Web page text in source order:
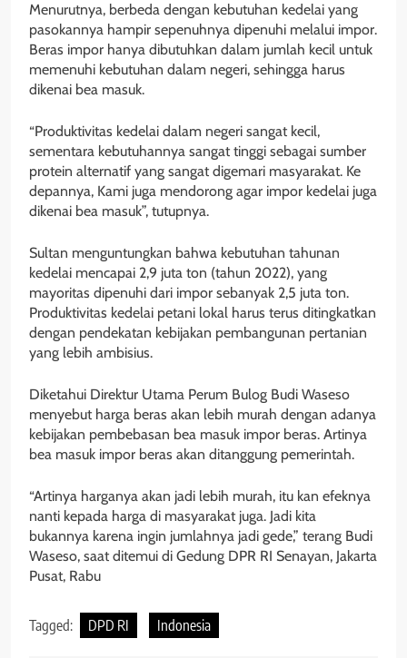
Menurutnya, berbeda dengan kebutuhan kedelai yang
pasokannya hampir sepenuhnya dipenuhi melalui impor.
Beras impor hanya dibutuhkan dalam jumlah kecil untuk
memenuhi kebutuhan dalam negeri, sehingga harus
dikenai bea masuk.
“Produktivitas kedelai dalam negeri sangat kecil,
sementara kebutuhannya sangat tinggi sebagai sumber
protein alternatif yang sangat digemari masyarakat. Ke
depannya, Kami juga mendorong agar impor kedelai juga
dikenai bea masuk”, tutupnya.
Sultan menguntungkan bahwa kebutuhan tahunan
kedelai mencapai 2,9 juta ton (tahun 2022), yang
mayoritas dipenuhi dari impor sebanyak 2,5 juta ton.
Produktivitas kedelai petani lokal harus terus ditingkatkan
dengan pendekatan kebijakan pembangunan pertanian
yang lebih ambisius.
Diketahui Direktur Utama Perum Bulog Budi Waseso
menyebut harga beras akan lebih murah dengan adanya
kebijakan pembebasan bea masuk impor beras. Artinya
bea masuk impor beras akan ditanggung pemerintah.
“Artinya harganya akan jadi lebih murah, itu kan efeknya
nanti kepada harga di masyarakat juga. Jadi kita
bukannya karena ingin jumlahnya jadi gede,” terang Budi
Waseso, saat ditemui di Gedung DPR RI Senayan, Jakarta
Pusat, Rabu
Tagged: DPD RI Indonesia